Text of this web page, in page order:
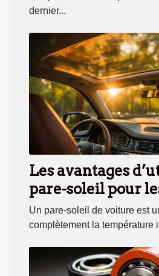
dernier...
Les avantages
pare-soleil pour
de vos voitures
Un pare-soleil de voiture est
complètement la température